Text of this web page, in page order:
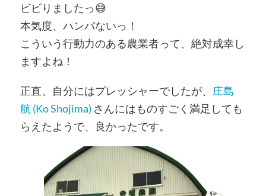
ビビりましたっ😅
本気度、ハンパないっ！
こういう行動力のある農業者って、絶対成幸し
ますよね！
正直、自分にはプレッシャーでしたが、
庄島
航 (Ko Shojima) さんにはものすごく満足しても
らえたようで、良かったです。